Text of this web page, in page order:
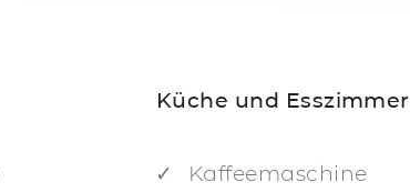
Küche und Esszimmer
Kaffeemaschine